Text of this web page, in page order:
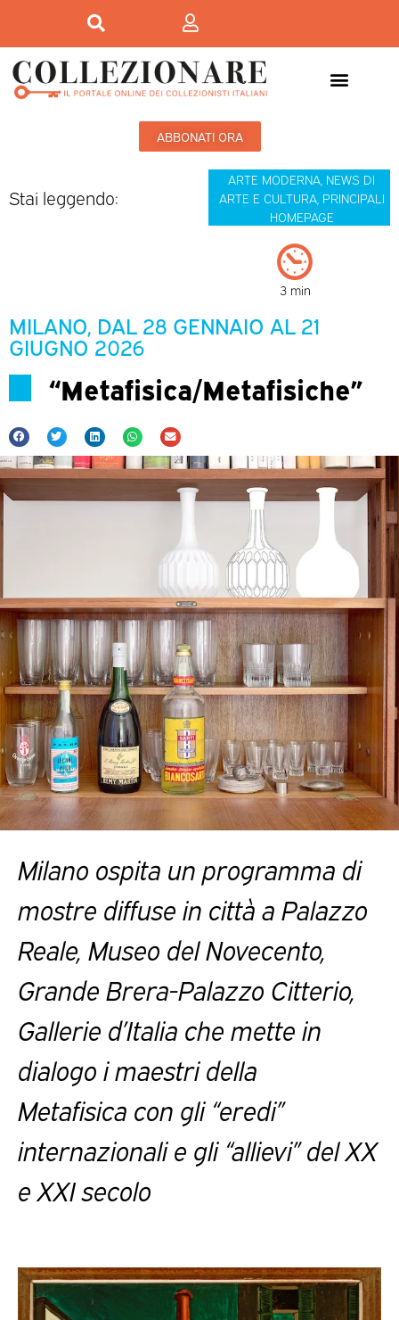
ABBONATI ORA
Stai leggendo:
ARTE MODERNA NEWS DI
ARTE E CULTURA, PRINCIPALI
HOMEPAGE
3 min
MILANO, DAL 28 GENNAIO AL 21
GIUGNO 2026
“Metafisica/Metafisiche”
Milano ospita un programma di
mostre diffuse in città a Palazzo
Reale, Museo del Novecento,
Grande Brera-Palazzo Citterio,
Gallerie d’Italia che mette in
dialogo i maestri della
Metafisica con gli “eredi”
internazionali e gli “allievi” del XX
e XXI secolo